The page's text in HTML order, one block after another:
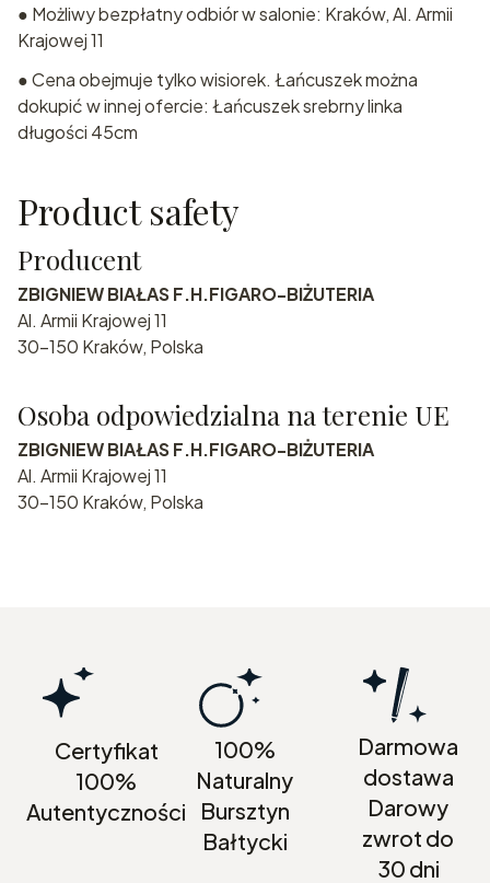
● Możliwy bezpłatny odbiór w salonie: Kraków, Al. Armii
Krajowej 11
● Cena obejmuje tylko wisiorek. Łańcuszek można
dokupić w innej ofercie: Łańcuszek srebrny linka
długości 45cm
Product safety
Producent
ZBIGNIEW BIAŁAS F.H.FIGARO-BIŻUTERIA
Al. Armii Krajowej 11
30-150 Kraków, Polska
Osoba odpowiedzialna na terenie UE
ZBIGNIEW BIAŁAS F.H.FIGARO-BIŻUTERIA
Al. Armii Krajowej 11
30-150 Kraków, Polska
Certyfikat
100%
Autentyczności
100%
Naturalny
Bursztyn
Bałtycki
Darmowa
dostawa
Darowy
zwrot do
30 dni